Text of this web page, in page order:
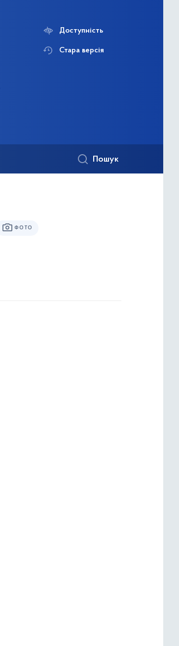
Доступність
Стара версія
Пошук
ФОТО